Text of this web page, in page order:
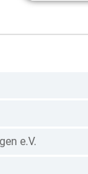
e.V.